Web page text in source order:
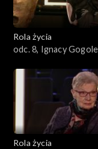
Rola życia
odc. 8, Ignacy
Rola życia